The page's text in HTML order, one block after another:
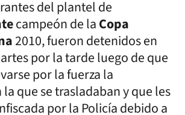
del plantel de
campeón de laCopa
2010, fueron detenidos en
por la tarde luego de que
por la fuerza la
que se trasladaban y que les
por la Policía debido a